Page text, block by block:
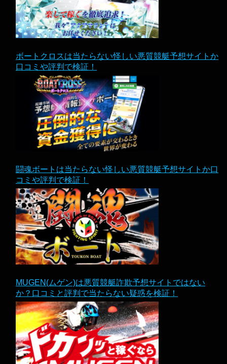
ボートクロスは当たらない怪しい悪質競艇予想サイトか
口コミや評判で検証！
闘魂ボートは当たらない怪しい悪質競艇予想サイトか口
コミや評判で検証！
MUGEN(ムゲン)は悪質競艇詐欺予想サイトではない
か？口コミと評判で当たらない疑惑を検証！